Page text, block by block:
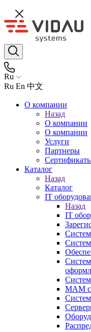
Ru
Ru En 中文
О компании
Назад
О компании
О компании
Услуги
Партнеры
Каталог
Назад
Каталог
IT
Назад
IT
MAM